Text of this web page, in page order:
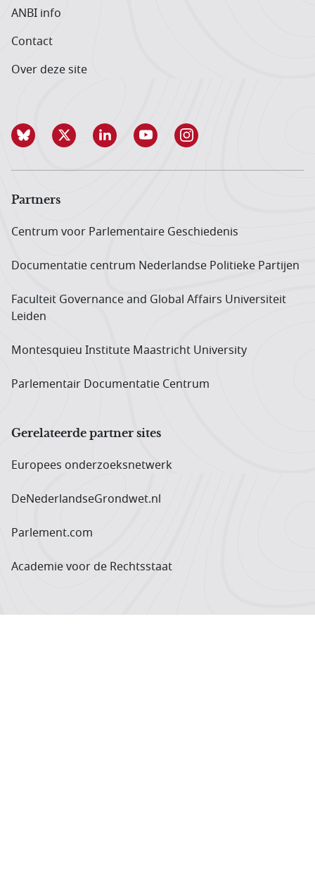
ANBI info
Contact
Over deze site
Partners
Centrum voor Parlementaire Geschiedenis
Documentatie centrum Neder­landse Politieke Partijen
Faculteit Governance and Global Affairs Universiteit
Leiden
Montesquieu Institute Maastricht University
Parlementair Documentatie Centrum
Gerelateerde partner sites
Europees onderzoeks­netwerk
DeNederlandseGrondwet.nl
Parlement.com
Academie voor de Rechtsstaat